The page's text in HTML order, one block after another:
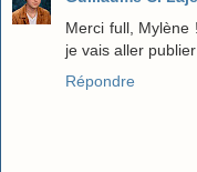
Merci full, Mylène
je vais aller publier
Répondre